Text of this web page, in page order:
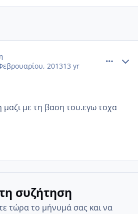
201313 yr
μαζι με τη βαση του.εγω τοχα
συζήτηση
τώρα το μήνυμά σας και να